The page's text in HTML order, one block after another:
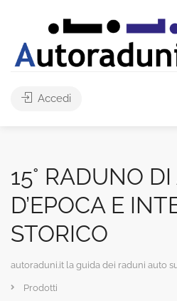
Accedi
15° RADUNO
D’EPOCA E
STORICO
autoraduni.it la guida dei raduni auto
Prodotti